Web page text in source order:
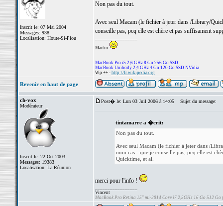
Inscrit le: 07 Mai 2004
Messages: 938
Localisation: Houte-Si-Plou
Non pas du tout.
Avec seul Macam (le fichier à jeter dans /Library/
conseille pas, pcq elle est chère et pas suffisament
Martin
MacBook Pro i5 2,6 GHz 8 Go 256 Go SSD
MacBook Unibody 2,4 GHz 4 Go 120 Go SSD NVidia
Wp ++ - http://fr.wikipedia.org
Revenir en haut de page
ch-vox
Modérateur
Inscrit le: 22 Oct 2003
Messages: 19383
Localisation: La Réunion
Post� le: Lun 03 Juil 2006 à 14:05 Sujet du message:
tintamarre a �crit:
Non pas du tout.
Avec seul Macam (le fichier à jeter dans /
mon cas - que je conseille pas, pcq elle est
Quicktime, et al.
merci pour l'info !
Vincent
MacBook Pro Retina 15" mi-2014 Core i7 2,5GHz 16 Go 512 Go